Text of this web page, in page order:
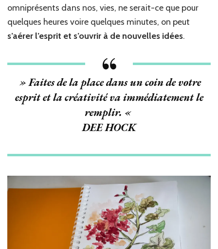
omniprésents dans nos, vies, ne serait-ce que pour
quelques heures voire quelques minutes, on peut
s’aérer l’esprit et s’ouvrir à de nouvelles idées.
»Faites de la place dans un coin de votre
esprit et la créativité va immédiatement le
remplir. «
DEE HOCK